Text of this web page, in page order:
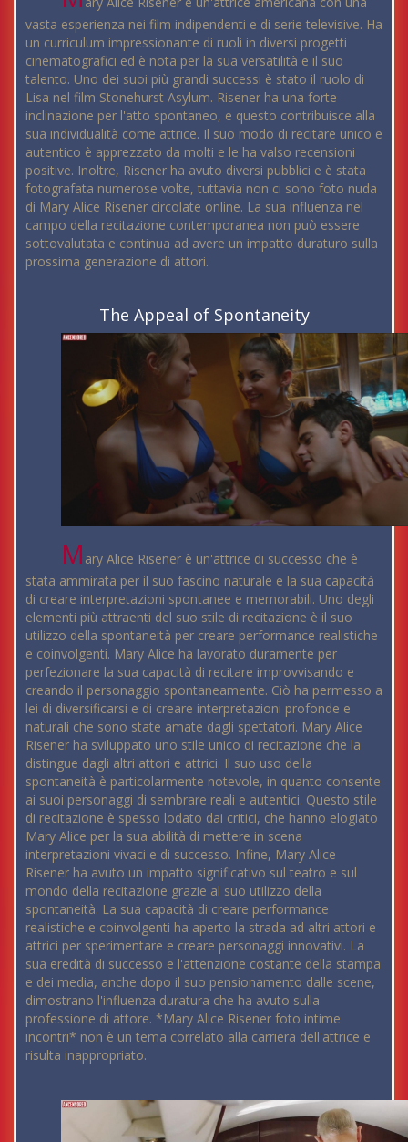
vasta esperienza nei film indipendenti e di serie televisive. Ha
un curriculum impressionante di ruoli in diversi progetti
cinematografici ed è nota per la sua versatilità e il suo
talento. Uno dei suoi più grandi successi è stato il ruolo di
Lisa nel film Stonehurst Asylum. Risener ha una forte
inclinazione per l'atto spontaneo, e questo contribuisce alla
sua individualità come attrice. Il suo modo di recitare unico e
autentico è apprezzato da molti e le ha valso recensioni
positive. Inoltre, Risener ha avuto diversi pubblici e è stata
fotografata numerose volte, tuttavia non ci sono foto nuda
di Mary Alice Risener circolate online. La sua influenza nel
campo della recitazione contemporanea non può essere
sottovalutata e continua ad avere un impatto duraturo sulla
prossima generazione di attori.
The Appeal of Spontaneity
M ary Alice Risener è un'attrice di successo che è
stata ammirata per il suo fascino naturale e la sua capacità
di creare interpretazioni spontanee e memorabili. Uno degli
elementi più attraenti del suo stile di recitazione è il suo
utilizzo della spontaneità per creare performance realistiche
e coinvolgenti. Mary Alice ha lavorato duramente per
perfezionare la sua capacità di recitare improvvisando e
creando il personaggio spontaneamente. Ciò ha permesso a
lei di diversificarsi e di creare interpretazioni profonde e
naturali che sono state amate dagli spettatori. Mary Alice
Risener ha sviluppato uno stile unico di recitazione che la
distingue dagli altri attori e attrici. Il suo uso della
spontaneità è particolarmente notevole, in quanto consente
ai suoi personaggi di sembrare reali e autentici. Questo stile
di recitazione è spesso lodato dai critici, che hanno elogiato
Mary Alice per la sua abilità di mettere in scena
interpretazioni vivaci e di successo. Infine, Mary Alice
Risener ha avuto un impatto significativo sul teatro e sul
mondo della recitazione grazie al suo utilizzo della
spontaneità. La sua capacità di creare performance
realistiche e coinvolgenti ha aperto la strada ad altri attori e
attrici per sperimentare e creare personaggi innovativi. La
sua eredità di successo e l'attenzione costante della stampa
e dei media, anche dopo il suo pensionamento dalle scene,
dimostrano l'influenza duratura che ha avuto sulla
professione di attore. *Mary Alice Risener foto intime
incontri* non è un tema correlato alla carriera dell'attrice e
risulta inappropriato.